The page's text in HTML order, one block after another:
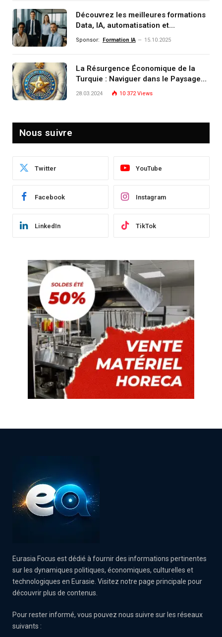
Découvrez les meilleures formations
Data, IA, automatisation et
investissement (gestion de
Sponsor: Formation IA 15.10.2025
La Résurgence Économique de la
Turquie : Naviguer dans le Paysage
Post-Crise
28.03.2024 10 372Views
Nous suivre
Twitter YouTube
Facebook Instagram
LinkedIn TikTok
Eurasia Focus est dédié à fournir des informations pertinentes
sur les dynamiques politiques, économiques, culturelles et
technologiques en Eurasie. Visitez notre page principale pour
découvrir plus de contenus.
Pour rester informé, vous pouvez nous suivre sur les réseaux
suivants :